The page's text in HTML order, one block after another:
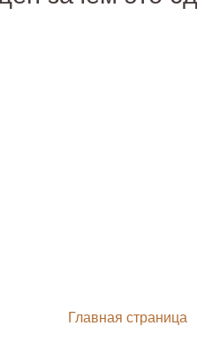
Главная страница